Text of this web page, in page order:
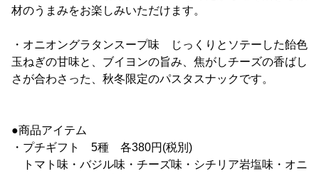
材のうまみをお楽しみいただけます。
・オニオングラタンスープ味 じっくりとソテーした飴色
玉ねぎの甘味と、ブイヨンの旨み、焦がしチーズの香ばし
さが合わさった、秋冬限定のパスタスナックです。
●商品アイテム
・プチギフト 5種 各380円(税別)
トマト味・バジル味・チーズ味・シチリア岩塩味・オニ